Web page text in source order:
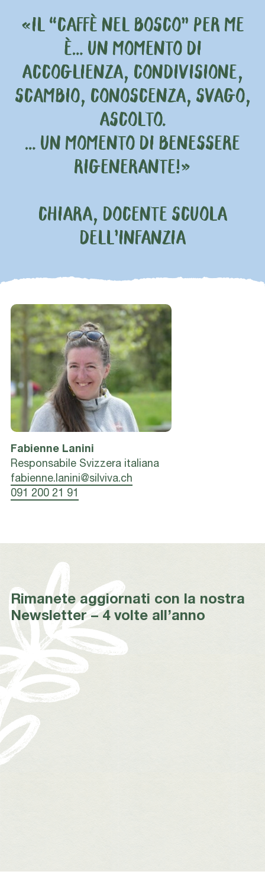
«IL “CAFFÈ NEL BOSCO” PER ME
È… UN MOMENTO DI
ACCOGLIENZA, CONDIVISIONE,
SCAMBIO, CONOSCENZA, SVAGO,
ASCOLTO.
… UN MOMENTO DI BENESSERE
RIGENERANTE!»
CHIARA, DOCENTE SCUOLA
DELL’INFANZIA
Fabienne Lanini
Responsabile Svizzera italiana
fabienne.lanini@silviva.ch
091 200 21 91
Rimanete aggiornati con la nostra
Newsletter – 4 volte all’anno
*